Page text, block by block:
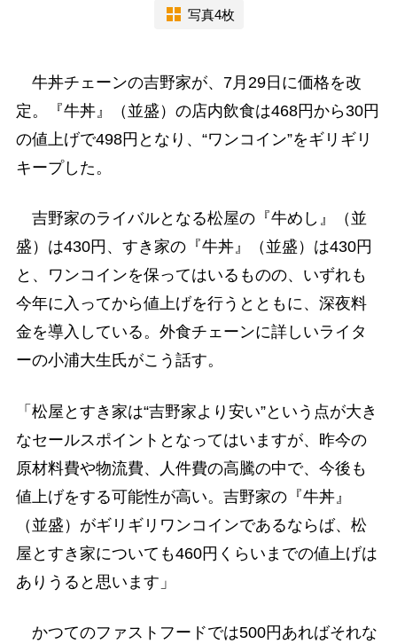
写真4枚
牛丼チェーンの吉野家が、7月29日に価格を改
定。『牛丼』（並盛）の店内飲食は468円から30円
の値上げで498円となり、“ワンコイン”をギリギリ
キープした。
吉野家のライバルとなる松屋の『牛めし』（並
盛）は430円、すき家の『牛丼』（並盛）は430円
と、ワンコインを保ってはいるものの、いずれも
今年に入ってから値上げを行うとともに、深夜料
金を導入している。外食チェーンに詳しいライタ
ーの小浦大生氏がこう話す。
「松屋とすき家は“吉野家より安い”という点が大き
なセールスポイントとなってはいますが、昨今の
原材料費や物流費、人件費の高騰の中で、今後も
値上げをする可能性が高い。吉野家の『牛丼』
（並盛）がギリギリワンコインであるならば、松
屋とすき家についても460円くらいまでの値上げは
ありうると思います」
かつてのファストフードでは500円あればそれな